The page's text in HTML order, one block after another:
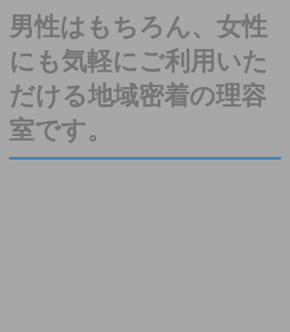
男性はもちろん、女性
にも気軽にご利用いた
だける地域密着の理容
室です。